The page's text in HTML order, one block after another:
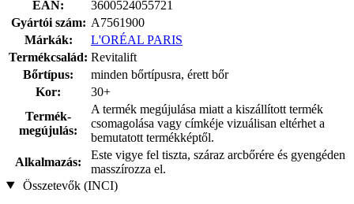
EAN:
3600524055721
Gyártói szám: A7561900
Márkák:
L'ORÉAL PARIS
Termékcsalád: Revitalift
Bőrtípus:
minden bőrtípusra, érett bőr
Kor:
30+
Termék-
megújulás:
A termék megújulása miatt a kiszállított termék
csomagolása vagy címkéje vizuálisan eltérhet a
bemutatott termékképtől.
Alkalmazás:
Este vigye fel tiszta, száraz arcbőrére és gyengéden
masszírozza el.
Összetevők (INCI)